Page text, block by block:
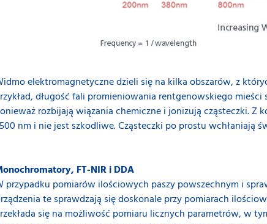
elektromagnetyczne dzieli się na kilka obszarów, z
długość fali promieniowania rentgenowskiego
rozbijają wiązania chemiczne i jonizują cząsteczki.
nm i nie jest szkodliwe. Cząsteczki po prostu wchłaniają
FT-NIR i DDA
przypadku pomiarów ilościowych paszy powszechnym i
te sprawdzają się doskonale przy pomiarach
się na możliwość pomiaru licznych parametrów, w